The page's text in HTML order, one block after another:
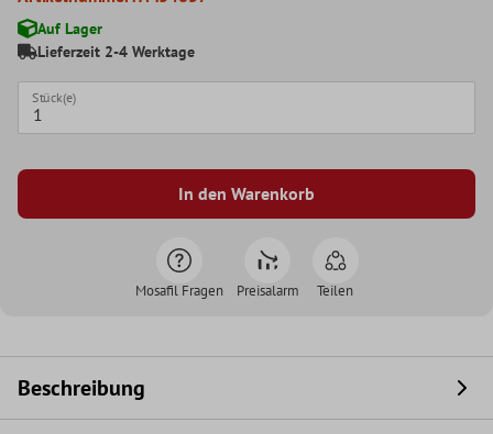
Auf Lager
Lieferzeit 2-4 Werktage
Stück(e)
In den Warenkorb
Mosafil Fragen Preisalarm Teilen
Beschreibung